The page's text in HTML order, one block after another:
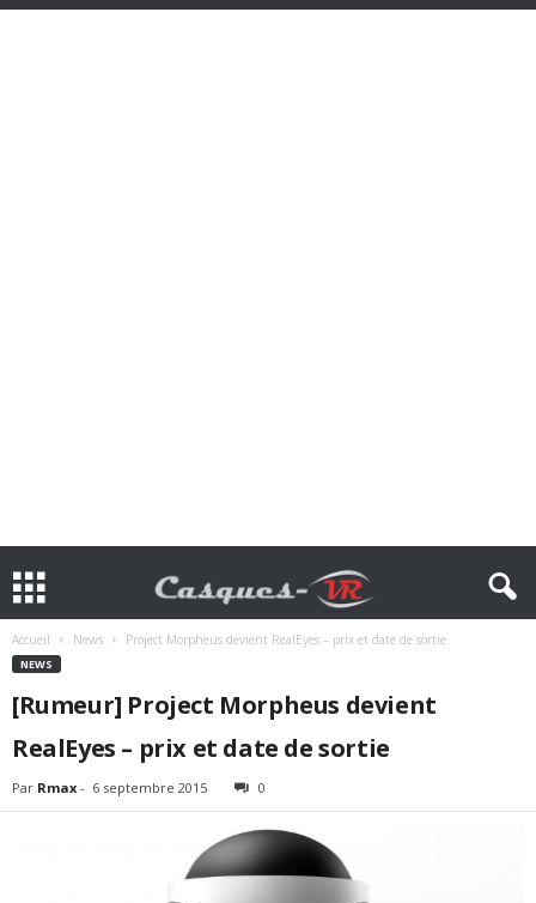
Accueil News Project Morpheus devient RealEyes – prix et date de sortie
NEWS
[Rumeur] Project Morpheus devient
RealEyes – prix et date de sortie
Par Rmax - 6 septembre 2015 0